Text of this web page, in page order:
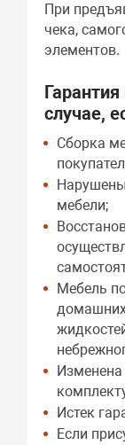
При
чека,
элементов.
случае,
Сборка
мебели;
Мебель
Изменена
Истек
Если